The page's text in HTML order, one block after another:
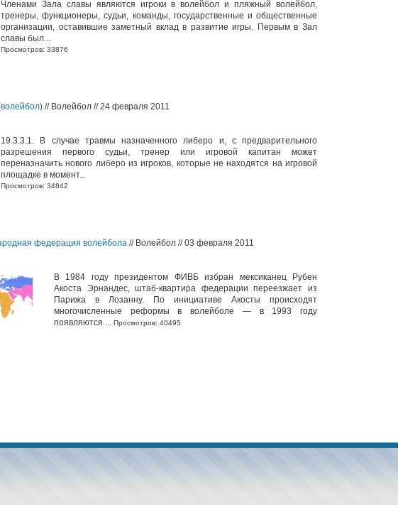
Членами Зала славы являются игроки в волейбол и пляжный волейбол,
тренеры, функционеры, судьи, команды, государственные и общественные
организации, оставившие заметный вклад в развитие игры. Первым в Зал
славы был...
Просмотров: 33876
// Волейбол // 24 февраля 2011
19.3.3.1. В случае травмы назначенного либеро и, с предварительного
разрешения первого судьи, тренер или игровой капитан может
переназначить нового либеро из игроков, которые не находятся на игровой
площадке в момент...
Просмотров: 34842
федерация волейбола // Волейбол // 03 февраля 2011
В 1984 году президентом ФИВБ избран мексиканец Рубен
Акоста Эрнандес, штаб-квартира федерации переезжает из
Парижа в Лозанну. По инициативе Акосты происходят
многочисленные реформы в волейболе — в 1993 году
появляются ... Просмотров: 40495